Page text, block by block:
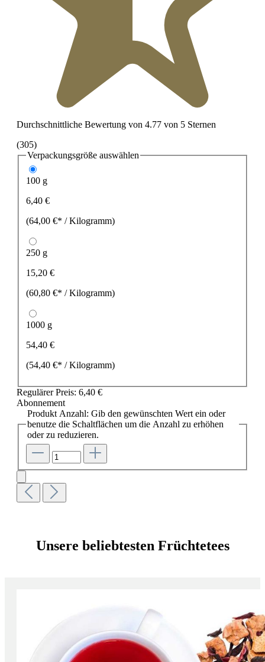
Durchschnittliche Bewertung von 4.77 von 5 Sternen
(305)
Verpackungsgröße auswählen
100 g
6,40 €
(64,00 €* / Kilogramm)
250 g
15,20 €
(60,80 €* / Kilogramm)
1000 g
54,40 €
(54,40 €* / Kilogramm)
Regulärer Preis: 6,40 €
Abonnement
Produkt Anzahl: Gib den gewünschten Wert ein oder
benutze die Schaltflächen um die Anzahl zu erhöhen
oder zu reduzieren.
Unsere beliebtesten Früchtetees